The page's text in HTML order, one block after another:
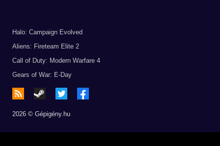
Halo: Campaign Evolved
Aliens: Fireteam Elite 2
Call of Duty: Modern Warfare 4
Gears of War: E-Day
2026 © Gépigény.hu